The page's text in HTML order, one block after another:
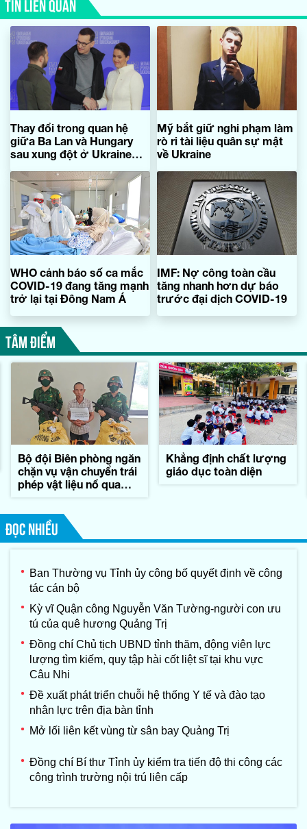
TIN LIÊN QUAN
Thay đổi trong quan hệ
giữa Ba Lan và Hungary
sau xung đột ở Ukraine
Mỹ bắt giữ nghi phạm làm
rò ri tài liệu quân sự mật
về Ukraine
WHO cảnh báo số ca mắc
COVID-19 đang tăng mạnh
trở lại tại Đông Nam Á
IMF: Nợ công toàn cầu
tăng nhanh hơn dự báo
trước đại dịch COVID-19
TÂM ĐIỂM
Bộ đội Biên phòng ngăn
chặn vụ vận chuyển trái
phép vật liệu nổ qua
Khẳng định chất lượng
giáo dục toàn diện
ĐỌC NHIỀU
Ban Thường vụ Tỉnh ủy công bố quyết định về công
tác cán bộ
Kỳ vĩ Quận công Nguyễn Văn Tường-người con ưu
tú của quê hương Quảng Trị
Đồng chí Chủ tịch UBND tỉnh thăm, động viên lực
lượng tìm kiếm, quy tập hài cốt liệt sĩ tại khu vực
Câu Nhi
Đề xuất phát triển chuỗi hệ thống Y tế và đào tạo
nhân lực trên địa bàn tỉnh
Mở lối liên kết vùng từ sân bay Quảng Trị
Đồng chí Bí thư Tỉnh ủy kiểm tra tiến độ thi công các
công trình trường nội trú liên cấp